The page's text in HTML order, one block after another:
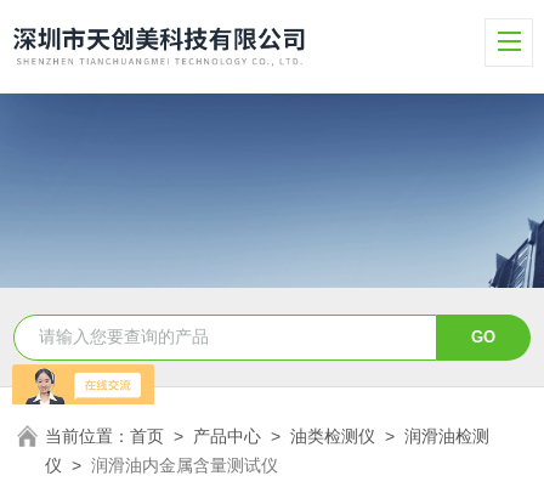
当前位置：首页 > 产品中心 >油类检测仪 >润滑油检测
仪 >润滑油内金属含量测试仪